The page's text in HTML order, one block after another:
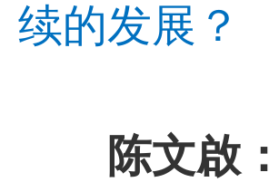
续的发展？
陈文啟：